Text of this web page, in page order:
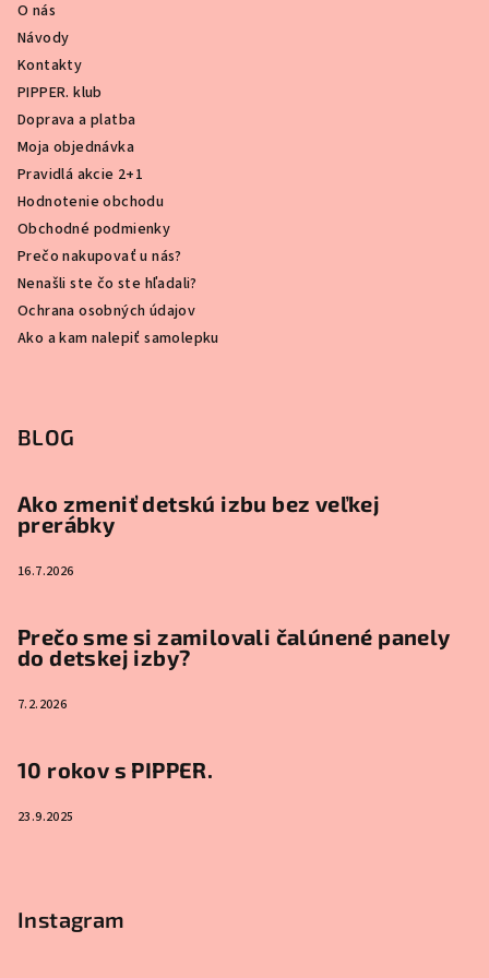
O nás
Návody
Kontakty
PIPPER. klub
Doprava a platba
Moja objednávka
Pravidlá akcie 2+1
Hodnotenie obchodu
Obchodné podmienky
Prečo nakupovať u nás?
Nenašli ste čo ste hľadali?
Ochrana osobných údajov
Ako a kam nalepiť samolepku
BLOG
Ako zmeniť detskú izbu bez veľkej
prerábky
16.7.2026
Prečo sme si zamilovali čalúnené panely
do detskej izby?
7.2.2026
10 rokov s PIPPER.
23.9.2025
Instagram